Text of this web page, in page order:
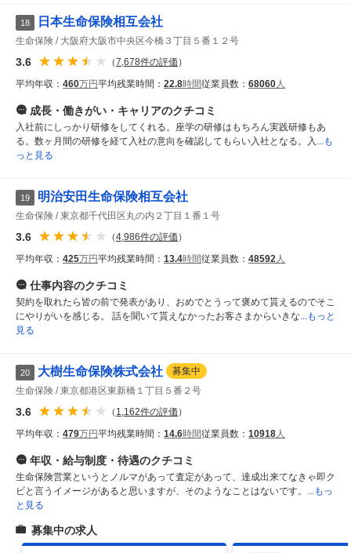
18 日本生命保険相互会社
生命保険 大阪府大阪市中央区今橋３丁目５番１２号
3.6 （7,678件の評価 ）
平均年収： 460万円平均残業時間： 22.8時間従業員数： 68060 人
成長・働きがい・キャリアのクチコミ
入社前にしっかり研修をしてくれる。座学の研修はもちろん実践研修もあ
る。数ヶ月間の研修を経て入社の意向を確認してもらい入社となる。入
...も
っと見る
19 明治安田生命保険相互会社
生命保険 東京都千代田区丸の内２丁目１番１号
3.6 （4,986件の評価 ）
平均年収： 425万円平均残業時間： 13.4時間従業員数： 48592 人
仕事内容のクチコミ
契約を取れたら皆の前で発表があり、おめでとうって褒めて貰えるのでそこ
にやりがいを感じる。 話を聞いて貰えなかったお客さまからいきな ...もっと
見る
20 大樹生命保険株式会社
募集中
生命保険
東京都港区東新橋１丁目５番２号
3.6 （ 1,162件の評価 ）
平均年収： 479万円平均残業時間： 14.6時間従業員数： 10918 人
年収・給与制度・待遇のクチコミ
生命保険営業というとノルマがあって査定があって、達成出来てなきゃ即ク
ビと言うイメージがあると思いますが、そのようなことはないです。
...もっ
と見る
募集中の求人